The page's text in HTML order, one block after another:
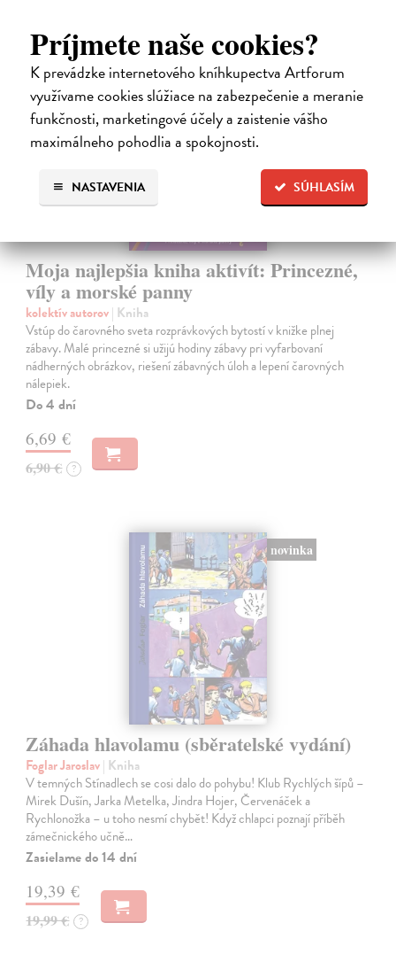
Príjmete naše cookies?
K prevádzke internetového kníhkupectva Artforum
využívame cookies slúžiace na zabezpečenie a meranie
funkčnosti, marketingové účely a zaistenie vášho
maximálneho pohodlia a spokojnosti.
SÚHLASÍM
NASTAVENIA
Moja najlepšia kniha aktivít: Princezné,
víly a morské panny
kolektív autorov| Kniha
Vstúp do čarovného sveta rozprávkových bytostí v knižke plnej
zábavy. Malé princezné si užijú hodiny zábavy pri vyfarbovaní
nádherných obrázkov, riešení zábavných úloh a lepení čarovných
nálepiek.
Do 4 dní
6,69 €
6,90 € ?
novinka
Záhada hlavolamu (sběratelské vydání)
Foglar Jaroslav| Kniha
V temných Stínadlech se cosi dalo do pohybu! Klub Rychlých šípů –
Mirek Dušín, Jarka Metelka, Jindra Hojer, Červenáček a
Rychlonožka – u toho nesmí chybět! Když chlapci poznají příběh
zámečnického učně…
Zasielame do 14 dní
19,39 €
19,99 € ?